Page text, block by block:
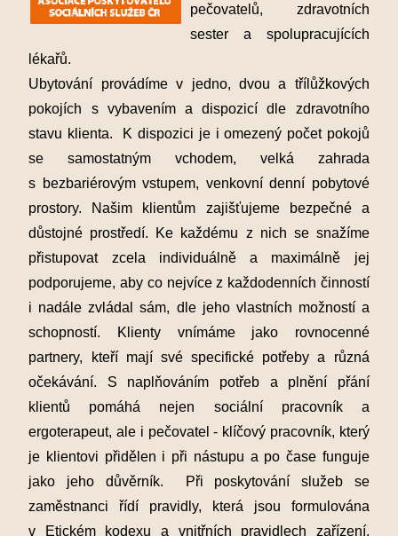
pečovatelů, zdravotních
sester a spolupracujících
lékařů.
Ubytování provádíme v jedno, dvou a třílůžkových
pokojích s vybavením a dispozicí dle zdravotního
stavu klienta. K dispozici je i omezený počet pokojů
se samostatným vchodem, velká zahrada
s bezbariérovým vstupem, venkovní denní pobytové
prostory. Našim klientům zajišťujeme bezpečné a
důstojné prostředí. Ke každému z nich se snažíme
přistupovat zcela individuálně a maximálně jej
podporujeme, aby co nejvíce z každodenních činností
i nadále zvládal sám, dle jeho vlastních možností a
schopností. Klienty vnímáme jako rovnocenné
partnery, kteří mají své specifické potřeby a různá
očekávání. S naplňováním potřeb a plnění přání
klientů pomáhá nejen sociální pracovník a
ergoterapeut, ale i pečovatel - klíčový pracovník, který
je klientovi přidělen i při nástupu a po čase funguje
jako jeho důvěrník.
Při poskytování služeb se
zaměstnanci řídí pravidly, která jsou formulována
v Etickém kodexu a vnitřních pravidlech zařízení.